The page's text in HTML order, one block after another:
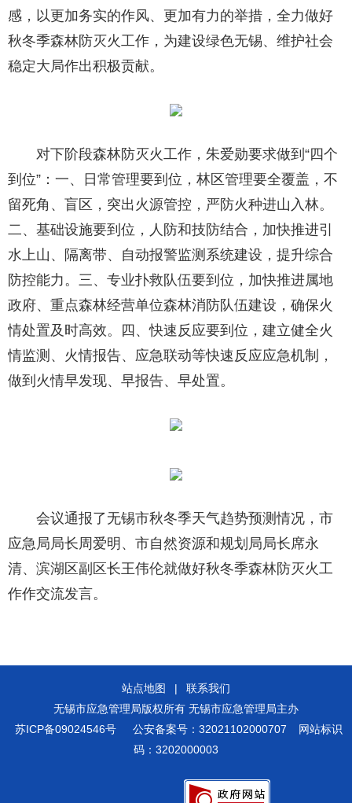
感，以更加务实的作风、更加有力的举措，全力做好
秋冬季森林防灭火工作，为建设绿色无锡、维护社会
稳定大局作出积极贡献。
对下阶段森林防灭火工作，朱爱勋要求做到“四个
到位”：一、日常管理要到位，林区管理要全覆盖，不
留死角、盲区，突出火源管控，严防火种进山入林。
二、基础设施要到位，人防和技防结合，加快推进引
水上山、隔离带、自动报警监测系统建设，提升综合
防控能力。三、专业扑救队伍要到位，加快推进属地
政府、重点森林经营单位森林消防队伍建设，确保火
情处置及时高效。四、快速反应要到位，建立健全火
情监测、火情报告、应急联动等快速反应应急机制，
做到火情早发现、早报告、早处置。
会议通报了无锡市秋冬季天气趋势预测情况，市
应急局局长周爱明、市自然资源和规划局局长席永
清、滨湖区副区长王伟伦就做好秋冬季森林防灭火工
作作交流发言。
站点地图 |
联系我们
无锡市应急管理局版权所有 无锡市应急管理局主办
苏ICP备09024546号
公安备案号：32021102000707
网站标识
码：3202000003